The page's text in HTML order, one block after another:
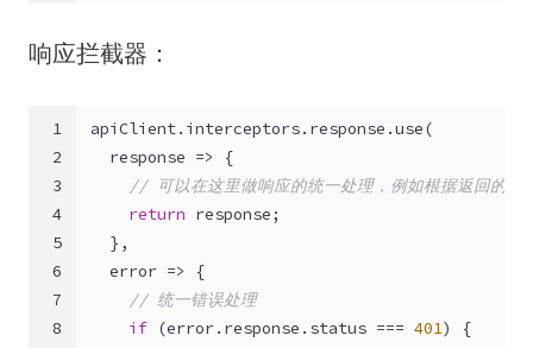
响应拦截器：
1
2
3
4
5
6
7
8
apiClient. interceptors. response .use(
response =>
{
// 可以在这里做响应的统一处理，例如根据返回的状
return response;
  },
error =>
{
// 统一错误处理
if (error. response . status === 401) {